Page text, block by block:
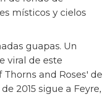
ser fan del
que prefieren sus
con una pizca de
práctica
y fantasía— está